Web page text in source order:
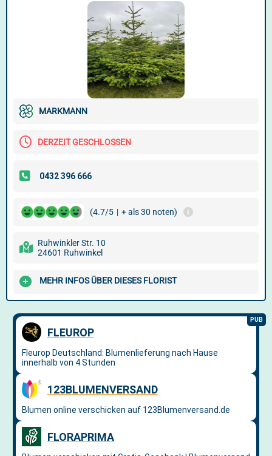
MARKMANN
DERZEIT GESCHLOSSEN
(4.7/5 | + als 30 noten)
Ruhwinkler Str. 10
24601 Ruhwinkel
MEHR INFOS ÜBER DIESES FLORIST